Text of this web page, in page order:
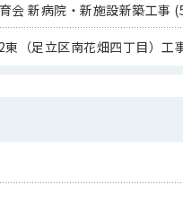
会 新病院・新施設新築工事
（足立区南花畑四丁目）工